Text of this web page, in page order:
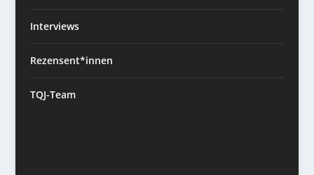
Interviews
Rezensent*innen
TQJ-Team